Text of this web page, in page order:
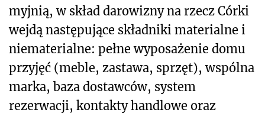
myjnią, w skład darowizny na rzecz Córki
wejdą następujące składniki materialne i
niematerialne: pełne wyposażenie domu
przyjęć (meble, zastawa, sprzęt), wspólna
marka, baza dostawców, system
rezerwacji, kontakty handlowe oraz